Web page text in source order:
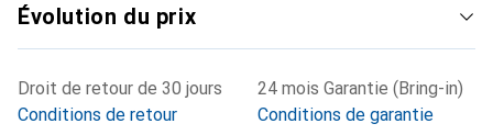
Évolution du prix
Droit de retour de 30 jours
Conditions de retour
24 mois Garantie (Bring-in)
Conditions de garantie